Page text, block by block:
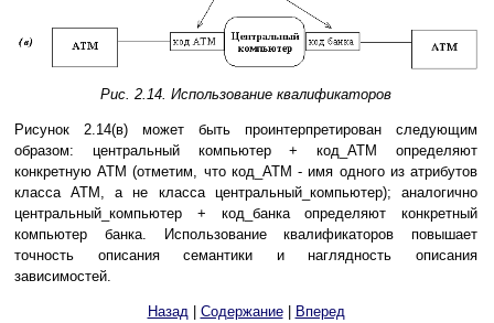
Рис. 2.14. Использование квалификаторов
Рисунок 2.14(в) может быть проинтерпретирован следующим
образом: центральный
компьютер + код_ATM определяют
конкретную ATM (отметим, что код_ATM - имя одного из атрибутов
класса ATM, а не класса центральный_компьютер); аналогично
центральный_компьютер + код_банка определяют конкретный
компьютер банка. Использование квалификаторов повышает
точность описания семантики и наглядность описания
зависимостей.
Назад| Содержание| Вперед